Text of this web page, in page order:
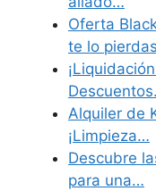
Oferta
te lo
Alquiler de
¡Limpieza…
Descubre
para una…